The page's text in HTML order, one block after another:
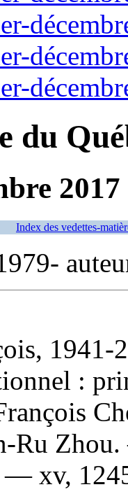
du
2017
Index des vedettes-
1941-
:
Ru
xv,